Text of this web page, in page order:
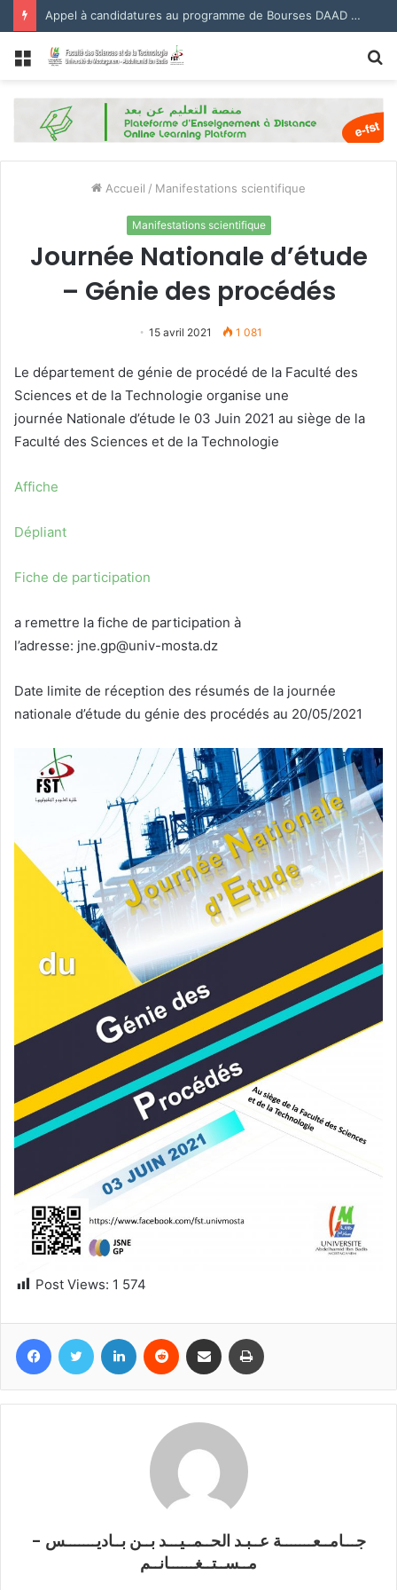
Appel à candidatures au programme de Bourses DAAD 2027.
Menu
Accueil / Manifestations scientifique
Manifestations scientifique
Journée Nationale d’étude
– Génie des procédés
15 avril 2021 1 081
Le département de génie de procédé de la Faculté des
Sciences et de la Technologie organise une
journée Nationale d’étude le 03 Juin 2021 au siège de la
Faculté des Sciences et de la Technologie
Affiche
Dépliant
Fiche de participation
a remettre la fiche de participation à
l’adresse: jne.gp@univ-mosta.dz
Date limite de réception des résumés de la journée
nationale d’étude du génie des procédés au 20/05/2021
Post Views: 1 574
FacebookTwitter Linkedin Reddit Partager par email
جـــامــعـــــــة عــبـد الحــمــيـــد بــن بــاديـــــــس -
مــســتــغــــــانــم